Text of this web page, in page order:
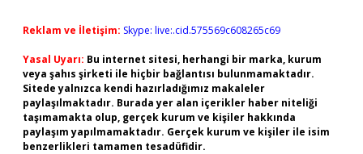
Reklam ve İletişim: Skype: live:.cid.575569c608265c69
Yasal Uyarı: Bu internet sitesi, herhangi bir marka, kurum
veya şahıs şirketi ile hiçbir bağlantısı bulunmamaktadır.
Sitede yalnızca kendi hazırladığımız makaleler
paylaşılmaktadır. Burada yer alan içerikler haber niteliği
taşımamakta olup, gerçek kurum ve kişiler hakkında
paylaşım yapılmamaktadır. Gerçek kurum ve kişiler ile isim
benzerlikleri tamamen tesadüfidir.